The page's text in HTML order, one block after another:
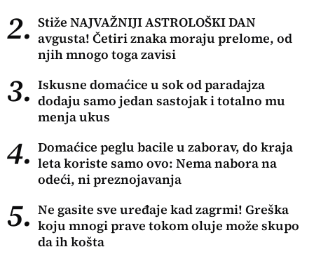
2. Stiže NAJVAŽNIJI ASTROLOŠKI DAN
avgusta! Četiri znaka moraju prelome, od
njih mnogo toga zavisi
3. Iskusne domaćice u sok od paradajza
dodaju samo jedan sastojak i totalno mu
menja ukus
4. Domaćice peglu bacile u zaborav, do kraja
leta koriste samo ovo: Nema nabora na
odeći, ni preznojavanja
5. Ne gasite sve uređaje kad zagrmi! Greška
koju mnogi prave tokom oluje može skupo
da ih košta